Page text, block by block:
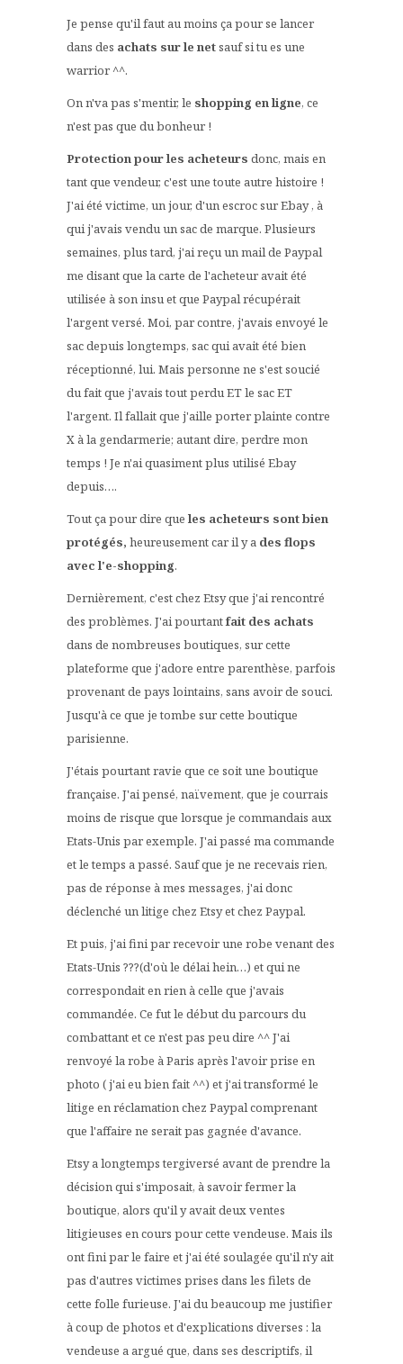
Je pense qu'il faut au moins ça pour se lancer
dans des achats sur le netsauf si tu es une
warrior ^^.
On n'va pas s'mentir, le shopping en ligne, ce
n'est pas que du bonheur !
Protection pour les acheteurs donc, mais en
tant que vendeur, c'est une toute autre histoire !
J'ai été victime, un jour, d'un escroc sur Ebay , à
qui j'avais vendu un sac de marque. Plusieurs
semaines, plus tard, j'ai reçu un mail de Paypal
me disant que la carte de l'acheteur avait été
utilisée à son insu et que Paypal récupérait
l'argent versé. Moi, par contre, j'avais envoyé le
sac depuis longtemps, sac qui avait été bien
réceptionné, lui. Mais personne ne s'est soucié
du fait que j'avais tout perdu ET le sac ET
l'argent. Il fallait que j'aille porter plainte contre
X à la gendarmerie; autant dire, perdre mon
temps ! Je n'ai quasiment plus utilisé Ebay
depuis….
Tout ça pour dire que les acheteurs sont bien
protégés, heureusement car il y a des flops
avec l'e-shopping.
Dernièrement, c'est chez Etsy que j'ai rencontré
des problèmes. J'ai pourtantfait des achats
dans de nombreuses boutiques, sur cette
plateforme que j'adore entre parenthèse, parfois
provenant de pays lointains, sans avoir de souci.
Jusqu'à ce que je tombe sur cette boutique
parisienne.
J'étais pourtant ravie que ce soit une boutique
française. J'ai pensé, naïvement, que je courrais
moins de risque que lorsque je commandais aux
Etats-Unis par exemple. J'ai passé ma commande
et le temps a passé. Sauf que je ne recevais rien,
pas de réponse à mes messages, j'ai donc
déclenché un litige chez Etsy et chez Paypal.
Et puis, j'ai fini par recevoir une robe venant des
Etats-Unis ???(d'où le délai hein…) et qui ne
correspondait en rien à celle que j'avais
commandée. Ce fut le début du parcours du
combattant et ce n'est pas peu dire ^^ J'ai
renvoyé la robe à Paris après l'avoir prise en
photo ( j'ai eu bien fait ^^) et j'ai transformé le
litige en réclamation chez Paypal comprenant
que l'affaire ne serait pas gagnée d'avance.
Etsy a longtemps tergiversé avant de prendre la
décision qui s'imposait, à savoir fermer la
boutique, alors qu'il y avait deux ventes
litigieuses en cours pour cette vendeuse. Mais ils
ont fini par le faire et j'ai été soulagée qu'il n'y ait
pas d'autres victimes prises dans les filets de
cette folle furieuse. J'ai du beaucoup me justifier
à coup de photos et d'explications diverses : la
vendeuse a argué que, dans ses descriptifs, il